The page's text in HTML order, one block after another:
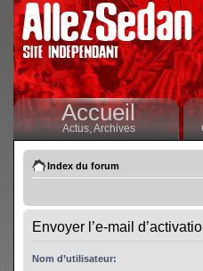
Accueil
Actus,Archives
Index du forum
Envoyer l’e-mail
Nom d’utilisateur: